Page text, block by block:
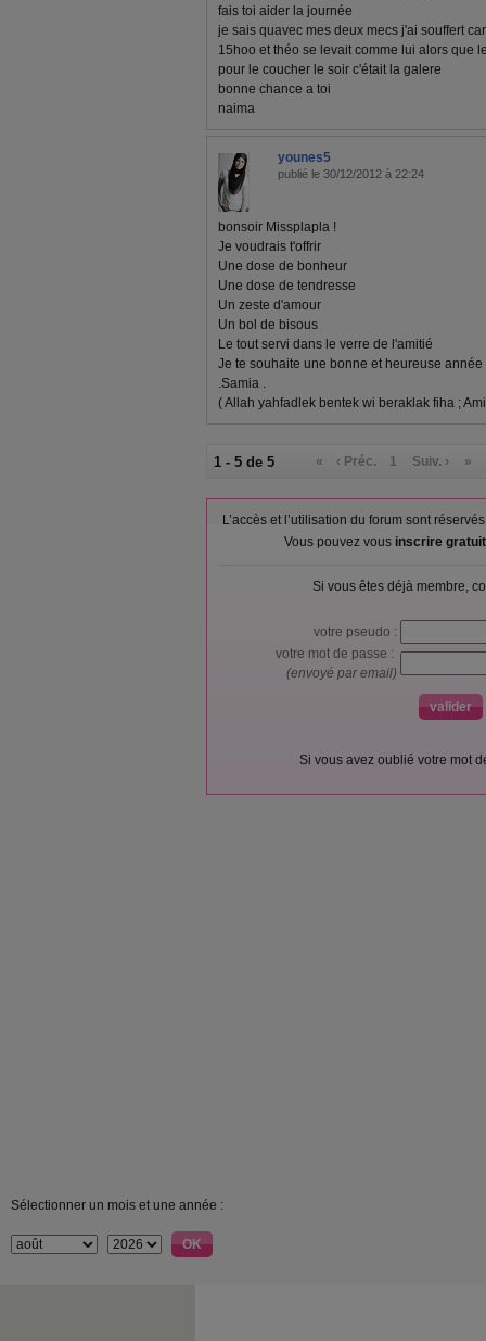
fais toi aider la journée
je sais quavec mes deux mecs j'ai souffert
15hoo et théo se levait comme lui alors que
pour le coucher le soir c'était la galere
bonne chance a toi
naima
younes5
publié le 30/12/2012 à 22:24
bonsoir Missplapla !
Je voudrais t'offrir
Une dose de bonheur
Une dose de tendresse
Un zeste d'amour
Un bol de bisous
Le tout servi dans le verre de l'amitié
Je te souhaite une bonne et heureuse
.Samia .
( Allah yahfadlek bentek wi beraklak fiha ;
1 - 5 de 5 « ‹ Préc. 1 Suiv. › »
L’accès et l’utilisation du forum sont
Vous pouvez vous inscrire
Si vous êtes déjà membre,
votre pseudo :
votre mot de passe :
(envoyé par email)
Si vous avez oublié votre mot
Sélectionner un mois et une année :